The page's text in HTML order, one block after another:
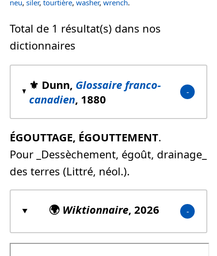
neu, siler, tourtière, washer, wrench.
Total de 1 résultat(s) dans nos
dictionnaires
⚜️ Dunn, Glossaire franco-
canadien, 1880
ÉGOUTTAGE, ÉGOUTTEMENT.
Pour _Dessèchement, égoût, drainage_
des terres (Littré, néol.).
🌍 Wiktionnaire, 2026